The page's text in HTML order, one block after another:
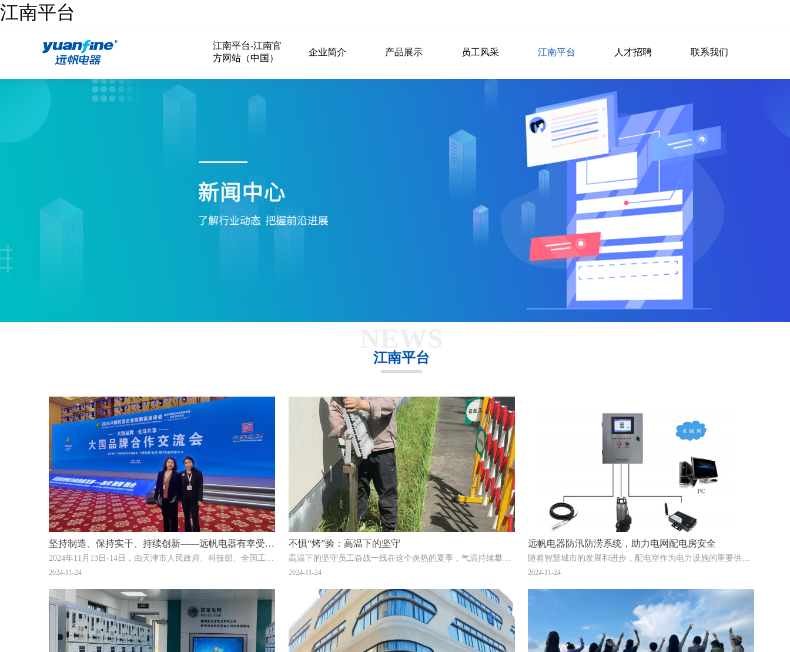
江南平台
江南平台-江南官
方网站（中国）
企业简介 产品展示 员工风采 江南平台 人才招聘 联系我们
江南平台
坚持制造、保持实干、持续创新——远帆电器有幸受邀参加2024中国民营企业投融资洽谈会
2024-11-24
不惧“烤”验：高温下的坚守
高温下的坚守员工奋战一线在这个炎热的夏季，气温持续攀升，热浪滚滚袭来。然而，公司的工程部，有这样一群
2024-11-24
远帆电器防汛防涝系统，助力电网配电房安全
2024-11-24